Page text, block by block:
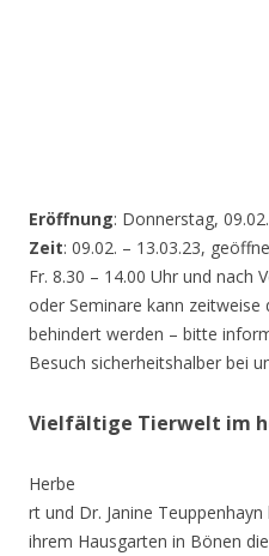
Eröffnung: Donnerstag,
Zeit: 09.02. – 13.03.23,
Fr. 8.30 – 14.00 Uhr und nach
oder Seminare kann zeitweise
behindert werden – bitte
Besuch sicherheitshalber bei
Vielfältige Tierwelt im
Herbe
rt und Dr. Janine
ihrem Hausgarten in Bönen